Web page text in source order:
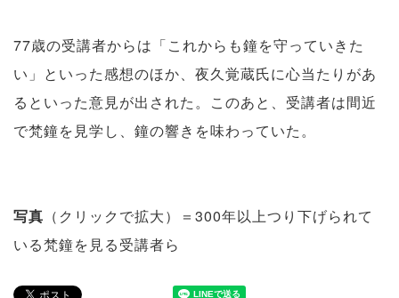
77歳の受講者からは「これからも鐘を守っていきた
い」といった感想のほか、夜久覚蔵氏に心当たりがあ
るといった意見が出された。このあと、受講者は間近
で梵鐘を見学し、鐘の響きを味わっていた。
写真 （クリックで拡大）＝300年以上つり下げられて
いる梵鐘を見る受講者ら